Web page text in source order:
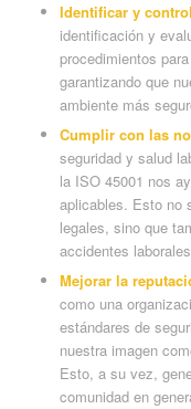
Identificar y
identificación y
procedimientos
garantizando que
ambiente más
Cumplir con las
seguridad y salud
la ISO 45001 nos
aplicables. Esto no
legales, sino que
accidentes
Mejorar la
como una
estándares de
nuestra imagen
Esto, a su vez,
comunidad en